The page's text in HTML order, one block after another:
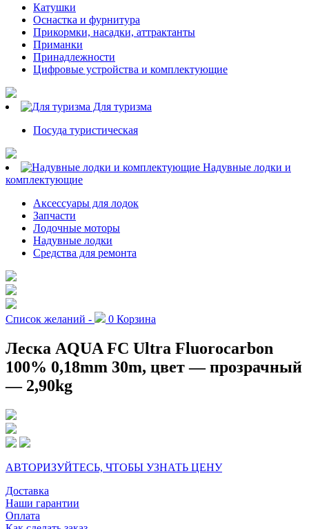
Катушки
Оснастка и фурнитура
Прикормки, насадки, аттрактанты
Приманки
Принадлежности
Цифровые устройства и комплектующие
Для туризма
Посуда туристическая
Надувные лодки и
комплектующие
Аксессуары для лодок
Запчасти
Лодочные моторы
Надувные лодки
Средства для ремонта
Список желаний - 0 Корзина
Леска AQUA FC Ultra Fluorocarbon
100% 0,18mm 30m, цвет — прозрачный
— 2,90kg
АВТОРИЗУЙТЕСЬ, ЧТОБЫ УЗНАТЬ ЦЕНУ
Доставка
Наши гарантии
Оплата